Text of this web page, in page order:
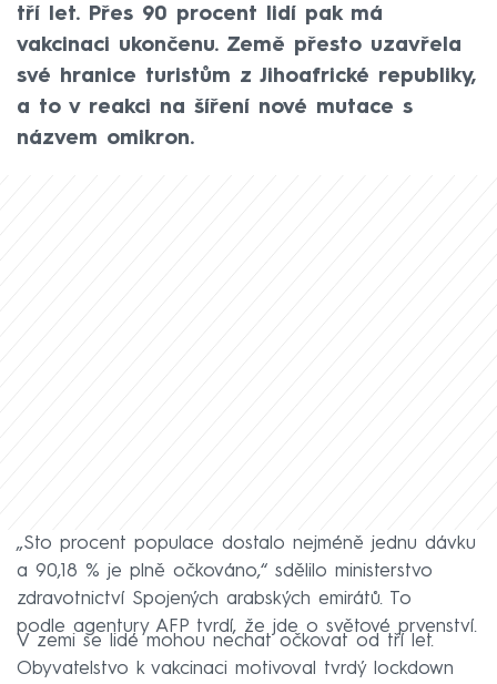
tří let. Přes 90 procent lidí pak má
vakcinaci ukončenu. Země přesto uzavřela
své hranice turistům z Jihoafrické republiky,
a to v reakci na šíření nové mutace s
názvem omikron.
„Sto procent populace dostalo nejméně jednu dávku
a 90,18 % je plně očkováno,“ sdělilo ministerstvo
zdravotnictví Spojených arabských emirátů. To
podle agentury AFP tvrdí, že jde o světové prvenství.
V zemi se lidé mohou nechat očkovat od tří let.
Obyvatelstvo k vakcinaci motivoval tvrdý lockdown